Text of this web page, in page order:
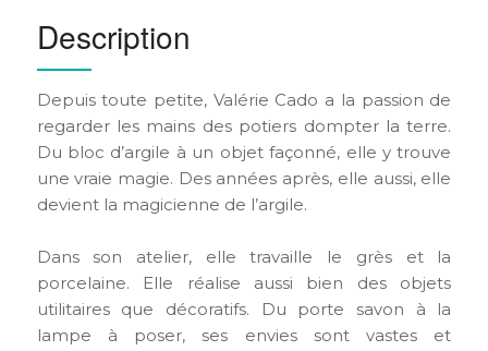
Description
Depuis toute petite, Valérie Cado a la passion de
regarder les mains des potiers dompter la terre.
Du bloc d’argile à un objet façonné, elle y trouve
une vraie magie. Des années après, elle aussi, elle
devient la magicienne de l’argile.
Dans son atelier, elle travaille le grès et la
porcelaine. Elle réalise aussi bien des objets
utilitaires que décoratifs. Du porte savon à la
lampe à poser, ses envies sont vastes et